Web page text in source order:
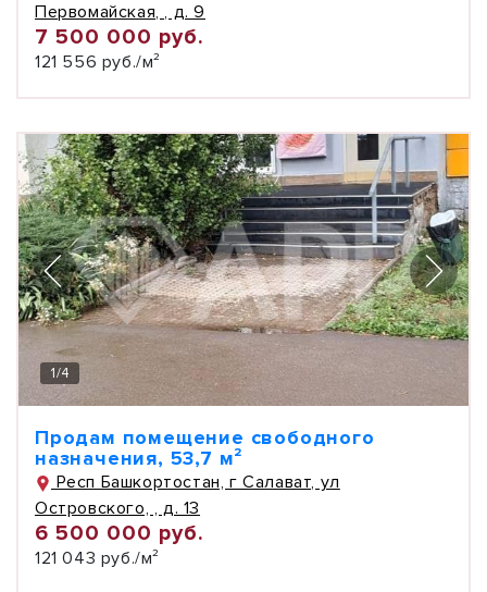
Первомайская, , д. 9
7 500 000 руб.
121 556 руб./м²
1/4
Продам помещение свободного
назначения, 53,7 м²
Респ Башкортостан, г Салават, ул
Островского, , д. 13
6 500 000 руб.
121 043 руб./м²